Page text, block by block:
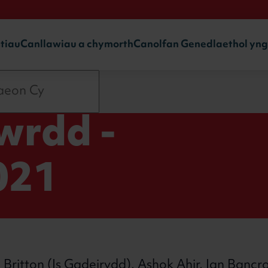
Canllawiau a chymorthCanolfan Genedlaethol
-